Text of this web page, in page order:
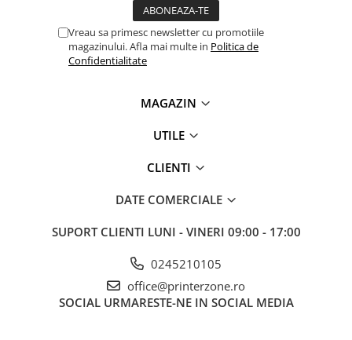
UPS & Stabilizatoare
DAS (Direct Attached Storage)
Vreau sa primesc newsletter cu promotiile
magazinului. Afla mai multe in Politica de
Confidentialitate
MAGAZIN
UTILE
CLIENTI
DATE COMERCIALE
SUPORT CLIENTI LUNI - VINERI 09:00 - 17:00
0245210105
office@printerzone.ro
SOCIAL URMARESTE-NE IN SOCIAL MEDIA